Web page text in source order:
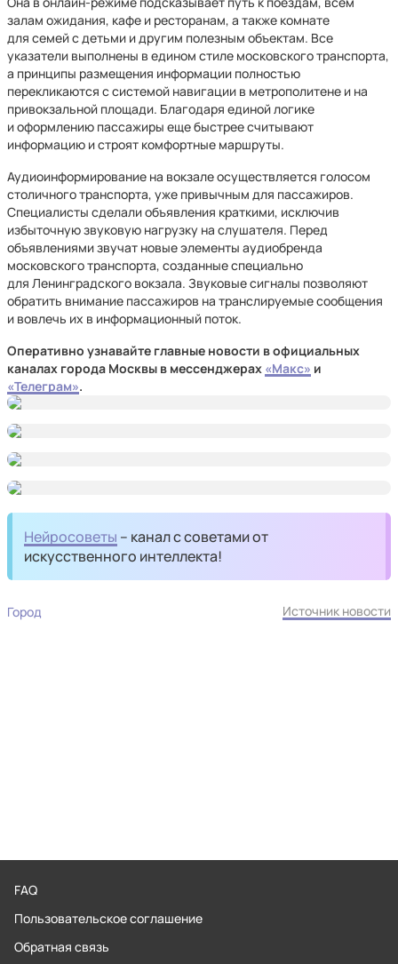
залам ожидания, кафе и ресторанам, а также комнате
для семей с детьми и другим полезным объектам. Все
указатели выполнены в едином стиле московского транспорта,
а принципы размещения информации полностью
перекликаются с системой навигации в метрополитене и на
привокзальной площади. Благодаря единой логике
и оформлению пассажиры еще быстрее считывают
информацию и строят комфортные маршруты.
Аудиоинформирование на вокзале осуществляется голосом
столичного транспорта, уже привычным для пассажиров.
Специалисты сделали объявления краткими, исключив
избыточную звуковую нагрузку на слушателя. Перед
объявлениями звучат новые элементы аудиобренда
московского транспорта, созданные специально
для Ленинградского вокзала. Звуковые сигналы позволяют
обратить внимание пассажиров на транслируемые сообщения
и вовлечь их в информационный поток.
Оперативно узнавайте главные новости в официальных
каналах города Москвы в мессенджерах «Макс» и
«Телеграм».
Нейросоветы – канал с советами от
искусственного интеллекта!
Город Источник новости
FAQ
Пользовательское соглашение
Обратная связь